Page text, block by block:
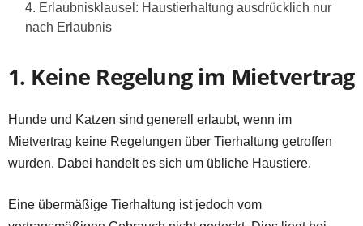
Erlaubnisklausel: Haustierhaltung ausdrücklich nur
nach Erlaubnis
1. Keine Regelung im Mietvertrag
Hunde und Katzen sind generell erlaubt, wenn im
Mietvertrag keine Regelungen über Tierhaltung getroffen
wurden. Dabei handelt es sich um übliche Haustiere.
Eine übermäßige Tierhaltung ist jedoch vom